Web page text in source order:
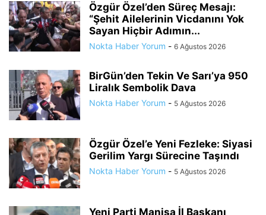
Özgür Özel’den Süreç Mesajı:
“Şehit Ailelerinin Vicdanını Yok
Sayan Hiçbir Adımın...
Nokta Haber Yorum - 6 Ağustos 2026
BirGün’den Tekin Ve Sarı’ya 950
Liralık Sembolik Dava
Nokta Haber Yorum - 5 Ağustos 2026
Özgür Özel’e Yeni Fezleke: Siyasi
Gerilim Yargı Sürecine Taşındı
Nokta Haber Yorum - 5 Ağustos 2026
Yeni Parti Manisa İl Başkanı